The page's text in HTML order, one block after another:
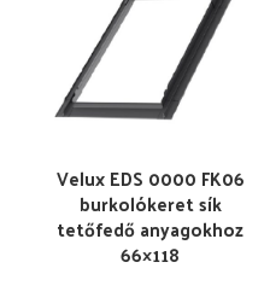
Velux EDS 0000 FK06
burkolókeret sík
tetőfedő anyagokhoz
66×118